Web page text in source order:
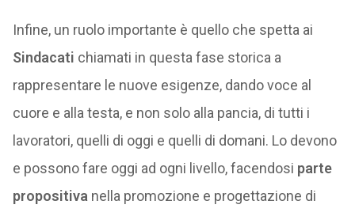
Infine, un ruolo importante è quello che spetta ai
Sindacati chiamati in questa fase storica a
rappresentare le nuove esigenze, dando voce al
cuore e alla testa, e non solo alla pancia, di tutti i
lavoratori, quelli di oggi e quelli di domani. Lo devono
e possono fare oggi ad ogni livello, facendosi parte
propositiva nella promozione e progettazione di